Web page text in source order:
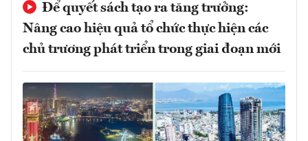
Để quyết sách tạo ra tăng trưởng:
Nâng cao hiệu quả tổ chức thực hiện các
chủ trương phát triển trong giai đoạn mới